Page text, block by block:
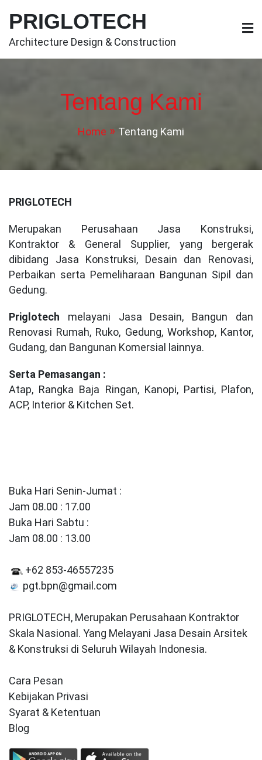
content
PRIGLOTECH
Architecture Design & Construction
Tentang Kami
Home Tentang Kami
PRIGLOTECH
Merupakan Perusahaan Jasa Konstruksi,
Kontraktor & General Supplier, yang bergerak
dibidang Jasa Konstruksi, Desain dan Renovasi,
Perbaikan serta Pemeliharaan Bangunan Sipil dan
Gedung.
Priglotech melayani Jasa Desain, Bangun dan
Renovasi Rumah, Ruko, Gedung, Workshop, Kantor,
Gudang, dan Bangunan Komersial lainnya.
Serta Pemasangan :
Atap, Rangka Baja Ringan, Kanopi, Partisi, Plafon,
ACP, Interior & Kitchen Set.
Buka Hari Senin-Jumat :
Jam 08.00 : 17.00
Buka Hari Sabtu :
Jam 08.00 : 13.00
+62 853-46557235
pgt.bpn@gmail.com
PRIGLOTECH, Merupakan Perusahaan Kontraktor
Skala Nasional. Yang Melayani Jasa Desain Arsitek
& Konstruksi di Seluruh Wilayah Indonesia.
Cara Pesan
Kebijakan Privasi
Syarat & Ketentuan
Blog